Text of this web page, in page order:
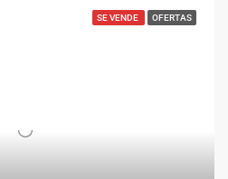
SE VENDE OFERTAS